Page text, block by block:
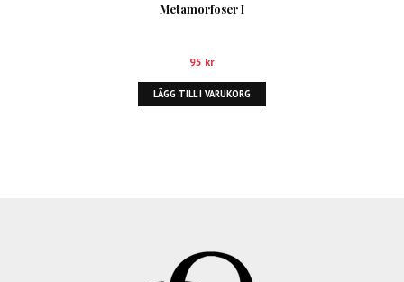
Metamorfoser I
95 kr
LÄGG TILL I VARUKORG